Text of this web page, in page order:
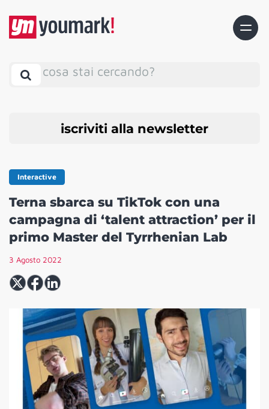
cosa stai cercando?
iscriviti alla newsletter
Interactive
Terna sbarca su TikTok con una
campagna di ‘talent attraction’ per il
primo Master del Tyrrhenian Lab
3 Agosto 2022